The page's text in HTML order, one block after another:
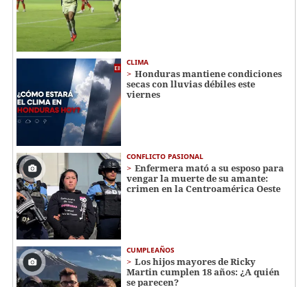
CLIMA
Honduras mantiene condiciones
secas con lluvias débiles este
viernes
CONFLICTO PASIONAL
Enfermera mató a su esposo para
vengar la muerte de su amante:
crimen en la Centroamérica Oeste
CUMPLEAÑOS
Los hijos mayores de Ricky
Martin cumplen 18 años: ¿A quién
se parecen?